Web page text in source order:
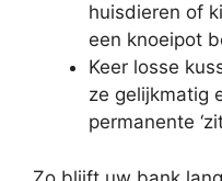
huisdieren of
een knoeipot
Keer losse
ze gelijkmatig
permanente